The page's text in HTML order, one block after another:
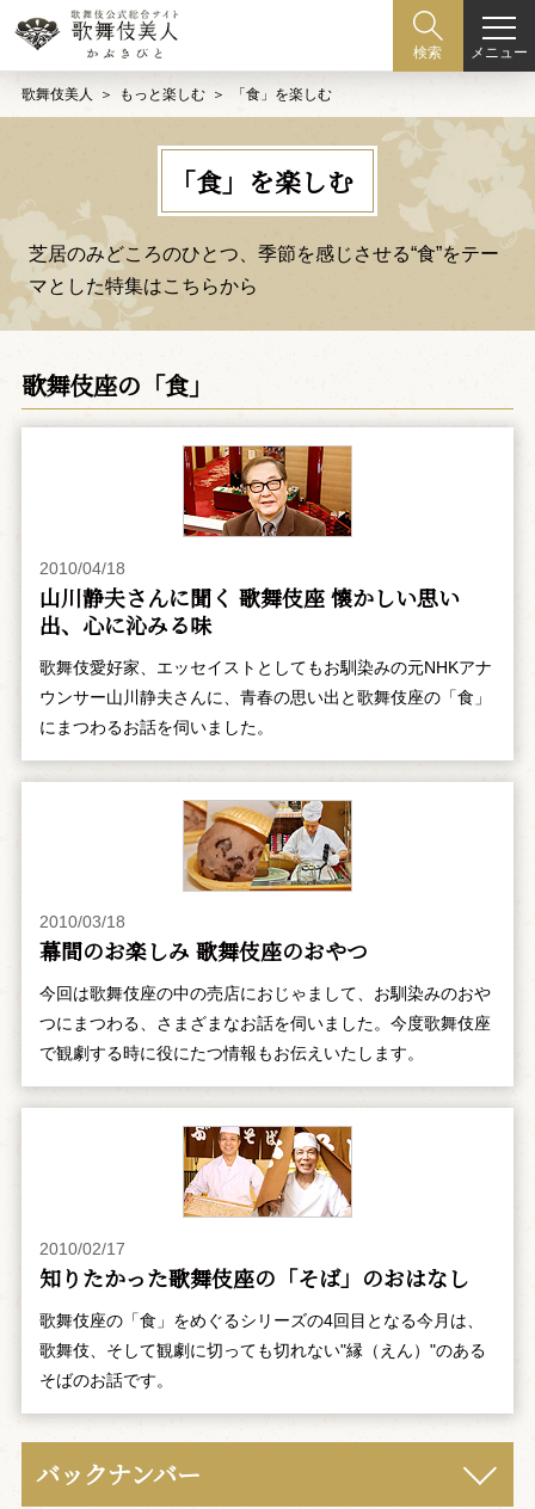
検索 メニュー
歌舞伎美人 もっと楽しむ 「食」を楽しむ
「食」を楽しむ
芝居のみどころのひとつ、季節を感じさせる“食”をテー
マとした特集はこちらから
歌舞伎座の「食」
2010/04/18
山川静夫さんに聞く 歌舞伎座 懐かしい思い
出、心に沁みる味
歌舞伎愛好家、エッセイストとしてもお馴染みの元NHKアナ
ウンサー山川静夫さんに、青春の思い出と歌舞伎座の「食」
にまつわるお話を伺いました。
2010/03/18
幕間のお楽しみ 歌舞伎座のおやつ
今回は歌舞伎座の中の売店におじゃまして、お馴染みのおや
つにまつわる、さまざまなお話を伺いました。今度歌舞伎座
で観劇する時に役にたつ情報もお伝えいたします。
2010/02/17
知りたかった歌舞伎座の「そば」のおはなし
歌舞伎座の「食」をめぐるシリーズの4回目となる今月は、
歌舞伎、そして観劇に切っても切れない"縁（えん）"のある
そばのお話です。
バックナンバー